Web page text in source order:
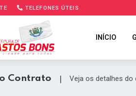
TELEFONES ÚTEIS
INÍCIO
Contrato | Veja os detalhes